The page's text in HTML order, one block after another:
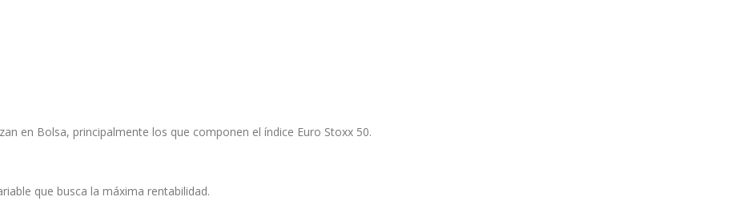
en Bolsa, principalmente los que componen el índice Euro Stoxx 50.
que busca la máxima rentabilidad.